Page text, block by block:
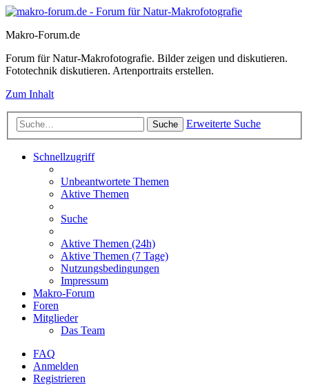
Makro-Forum.de
Forum für Natur-Makrofotografie. Bilder zeigen und diskutieren.
Fototechnik diskutieren. Artenportraits erstellen.
Zum Inhalt
Suche Erweiterte Suche
Schnellzugriff
Unbeantwortete Themen
Aktive Themen
Suche
Aktive Themen (24h)
Aktive Themen (7 Tage)
Nutzungsbedingungen
Impressum
Makro-Forum
Foren
Mitglieder
Das Team
FAQ
Anmelden
Registrieren